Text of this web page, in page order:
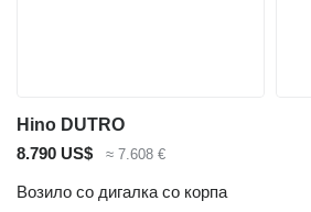
Hino DUTRO
8.790 US$
≈ 7.608 €
Возило со дигалка со корпа